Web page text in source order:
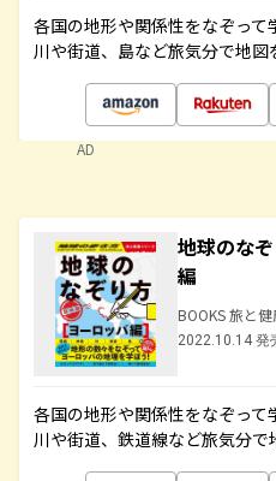
各国の地形や関係性をなぞって
川や街道、島など旅気分で地図
AD
地球のな
編
BOOKS 旅と
2022.10.14 発
各国の地形や関係性をなぞって
川や街道、鉄道線など旅気分で